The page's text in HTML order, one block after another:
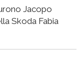
Jacopo
Skoda Fabia